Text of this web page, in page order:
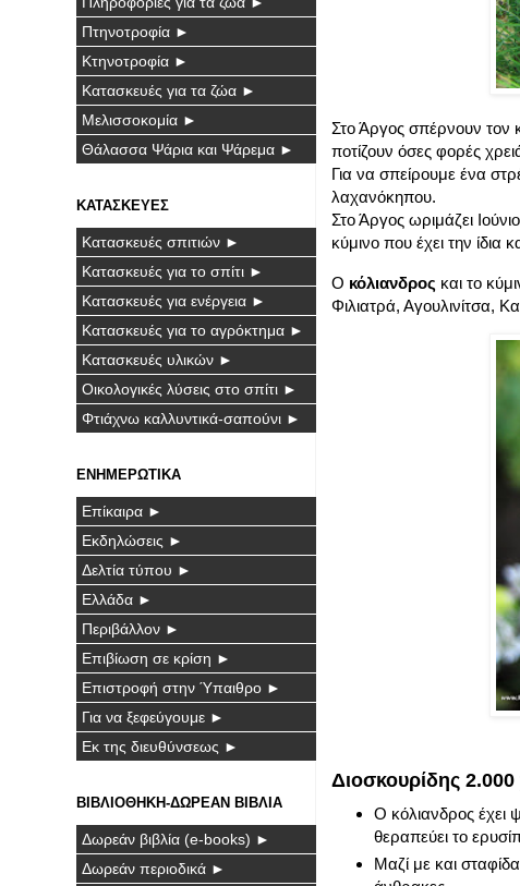
Στο Άργος σπέρνουν τον
ποτίζουν όσες φορές
Για να σπείρουμε ένα
λαχανόκηπου.
Στο Άργος ωριμάζει
κύμινο που έχει την ίδια
Ο κόλιανδρος και το
Φιλιατρά, Αγουλινίτσα,
Διοσκουρίδης
Ο κόλιανδρος έχει
θεραπεύει το
Μαζί με και
Πτηνοτροφία ►
Κτηνοτροφία ►
Κατασκευές για τα ζώα ►
Μελισσοκομία ►
Θάλασσα Ψάρια και Ψάρεμα ►
ΚΑΤΑΣΚΕΥΕΣ
Κατασκευές σπιτιών ►
Κατασκευές για το σπίτι ►
Κατασκευές για ενέργεια ►
Κατασκευές για το αγρόκτημα ►
Κατασκευές υλικών ►
Οικολογικές λύσεις στο σπίτι ►
Φτιάχνω καλλυντικά-σαπούνι ►
ΕΝΗΜΕΡΩΤΙΚΑ
Επίκαιρα ►
Εκδηλώσεις ►
Δελτία τύπου ►
Ελλάδα ►
Περιβάλλον ►
Επιβίωση σε κρίση ►
Επιστροφή στην Ύπαιθρο ►
Για να ξεφεύγουμε ►
Εκ της διευθύνσεως ►
ΒΙΒΛΙΟΘΗΚΗ-ΔΩΡΕΑΝ ΒΙΒΛΙΑ
Δωρεάν βιβλία (e-books) ►
Δωρεάν περιοδικά ►